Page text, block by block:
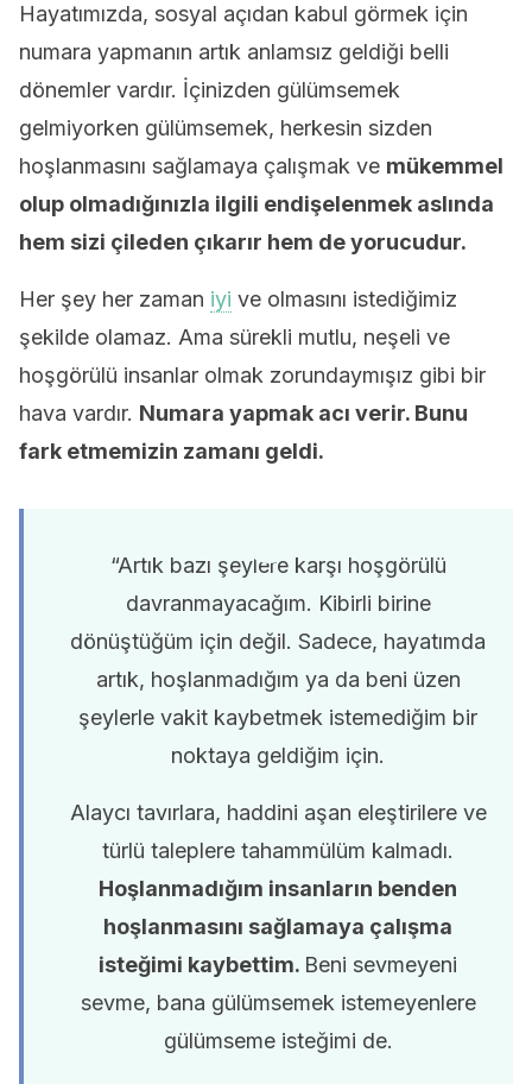
Hayatımızda, sosyal açıdan kabul görmek için
numara yapmanın artık anlamsız geldiği belli
dönemler vardır. İçinizden gülümsemek
gelmiyorken gülümsemek, herkesin sizden
hoşlanmasını sağlamaya çalışmak ve mükemmel
olup olmadığınızla ilgili endişelenmek aslında
hem sizi çileden çıkarır hem de yorucudur.
Her şey her zaman iyi ve olmasını istediğimiz
şekilde olamaz. Ama sürekli mutlu, neşeli ve
hoşgörülü insanlar olmak zorundaymışız gibi bir
hava vardır. Numara yapmak acı verir. Bunu
fark etmemizin zamanı geldi.
“Artık bazı şeylere karşı hoşgörülü
davranmayacağım. Kibirli birine
dönüştüğüm için değil. Sadece, hayatımda
artık, hoşlanmadığım ya da beni üzen
şeylerle vakit kaybetmek istemediğim bir
noktaya geldiğim için.
Alaycı tavırlara, haddini aşan eleştirilere ve
türlü taleplere tahammülüm kalmadı.
Hoşlanmadığım insanların benden
hoşlanmasını sağlamaya çalışma
isteğimi kaybettim. Beni sevmeyeni
sevme, bana gülümsemek istemeyenlere
gülümseme isteğimi de.